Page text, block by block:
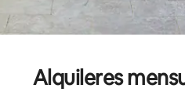
Alquileres